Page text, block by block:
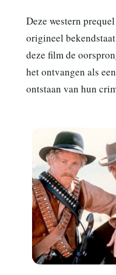
Deze western
origineel
deze film de
het ontvangen als
ontstaan van hun